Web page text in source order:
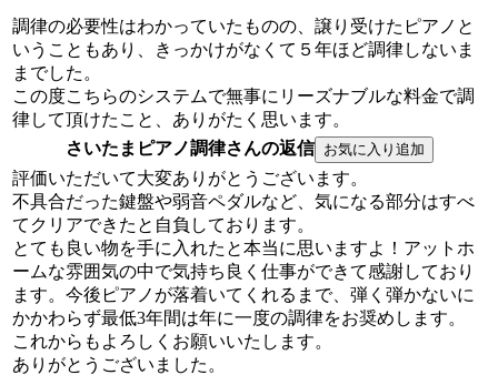
調律の必要性はわかっていたものの、譲り受けたピアノと
いうこともあり、きっかけがなくて５年ほど調律しないま
までした。
この度こちらのシステムで無事にリーズナブルな料金で調
律して頂けたこと、ありがたく思います。
さいたまピアノ調律さんの返信
評価いただいて大変ありがとうございます。
不具合だった鍵盤や弱音ペダルなど、気になる部分はすべ
てクリアできたと自負しております。
とても良い物を手に入れたと本当に思いますよ！アットホ
ームな雰囲気の中で気持ち良く仕事ができて感謝しており
ます。今後ピアノが落着いてくれるまで、弾く弾かないに
かかわらず最低3年間は年に一度の調律をお奨めします。
これからもよろしくお願いいたします。
ありがとうございました。